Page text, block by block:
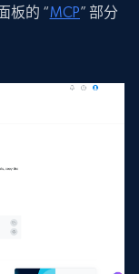
板的 “MCP” 部分